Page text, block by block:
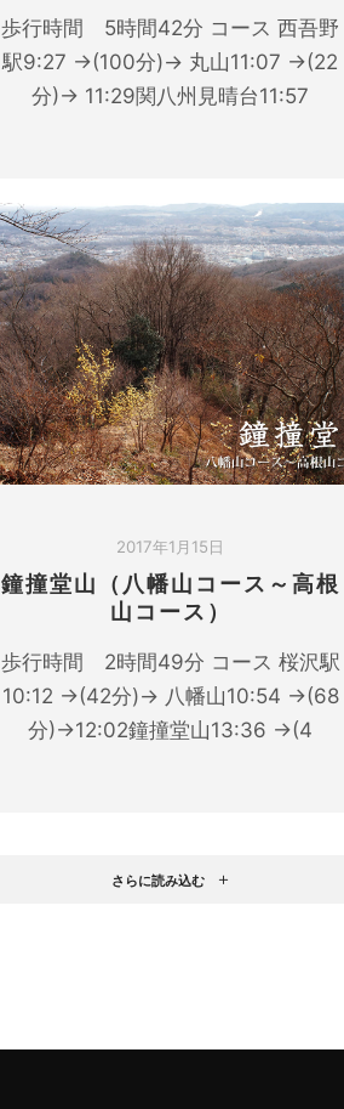
歩行時間 5時間42分 コース 西吾野
駅9:27 →(100分)→ 丸山11:07 →(22
分)→ 11:29関八州見晴台11:57
2017年1月15日
鐘撞堂山（八幡山コース～高根
山コース）
歩行時間 2時間49分 コース 桜沢駅
10:12 →(42分)→ 八幡山10:54 →(68
分)→12:02鐘撞堂山13:36 →(4
さらに読み込む